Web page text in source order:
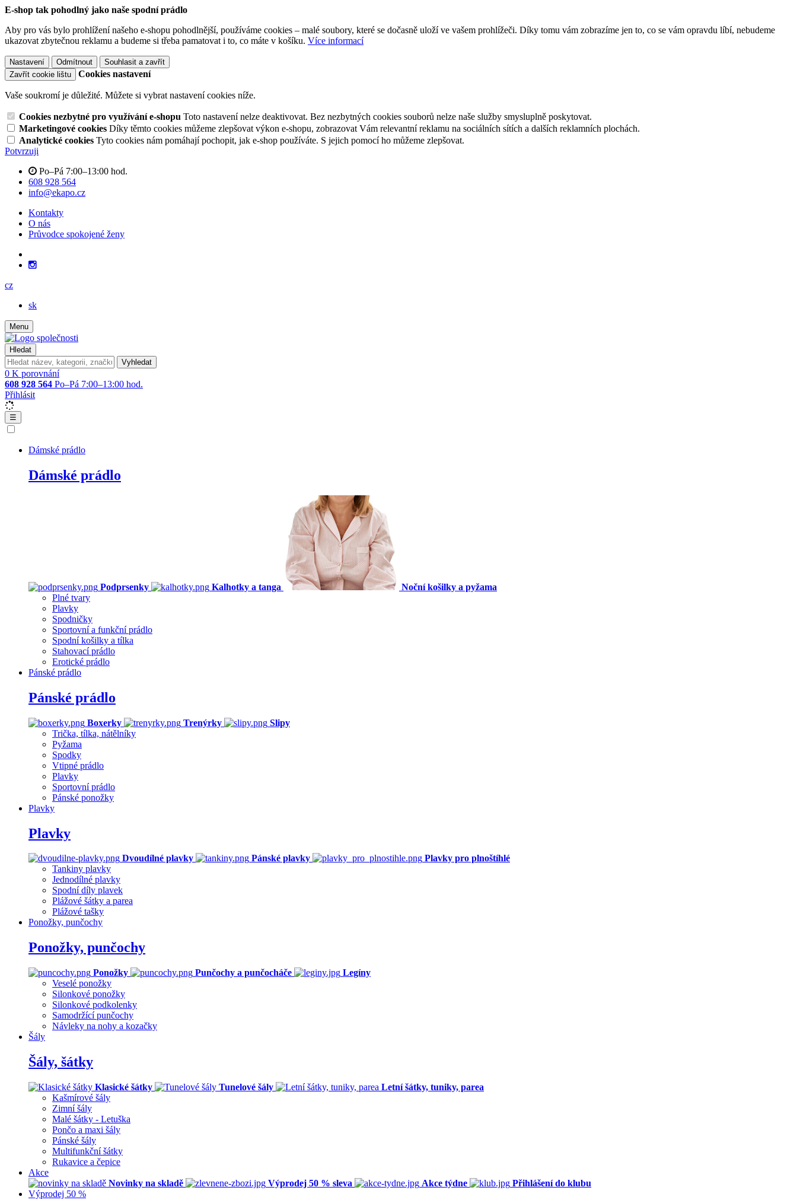
E-shop tak pohodlný jako naše spodní prádlo
Aby pro vás bylo prohlížení našeho e-shopu pohodlnější, používáme cookies – malé soubory, které se dočasně uloží ve vašem prohlížeči. Díky tomu vám zobrazíme jen to, co se vám opravdu líbí, nebudeme
ukazovat zbytečnou reklamu a budeme si třeba pamatovat i to, co máte v košíku. Více informací
Nastavení Odmítnout
Souhlasit a zavřít
Zavřít cookie lištu
Cookies nastavení
Vaše soukromí je důležité. Můžete si vybrat nastavení cookies níže.
Cookies nezbytné pro využívání e-shopu Toto nastavení nelze deaktivovat. Bez nezbytných cookies souborů nelze naše služby smysluplně poskytovat.
Marketingové cookies Díky těmto cookies můžeme zlepšovat výkon e-shopu, zobrazovat Vám relevantní reklamu na sociálních sítích a dalších reklamních plochách.
Analytické cookies Tyto cookies nám pomáhají pochopit, jak e-shop používáte. S jejich pomocí ho můžeme zlepšovat.
Potvrzuji
Po–Pá 7:00–13:00 hod.
608 928 564
info@ekapo.cz
Kontakty
O nás
Průvodce spokojené ženy
cz
sk
Menu
Hledat
Vyhledat
0 K porovnání
608 928 564 Po–Pá 7:00–13:00 hod.
Přihlásit
☰
Dámské prádlo
Dámské prádlo
Podprsenky Kalhotky a tanga
Noční košilky a pyžama
Plné tvary
Plavky
Spodničky
Sportovní a funkční prádlo
Spodní košilky a tílka
Stahovací prádlo
Erotické prádlo
Pánské prádlo
Pánské prádlo
Boxerky Trenýrky
Slipy
Trička, tílka, nátělníky
Pyžama
Spodky
Vtipné prádlo
Plavky
Sportovní prádlo
Pánské ponožky
Plavky
Plavky
Dvoudílné plavky Pánské plavky
Plavky pro plnoštíhlé
Tankiny plavky
Jednodílné plavky
Spodní díly plavek
Plážové šátky a parea
Plážové tašky
Ponožky, punčochy
Ponožky, punčochy
Ponožky Punčochy a punčocháče
Legíny
Veselé ponožky
Silonkové ponožky
Silonkové podkolenky
Samodržící punčochy
Návleky na nohy a kozačky
Šály
Šály, šátky
Klasické šátky Tunelové šály
Letní šátky, tuniky, parea
Kašmírové šály
Zimní šály
Malé šátky - Letuška
Pončo a maxi šály
Pánské šály
Multifunkční šátky
Rukavice a čepice
Akce
Novinky na skladě
Výprodej 50 % sleva Akce týdne
Přihlášení do klubu
Výprodej 50 %